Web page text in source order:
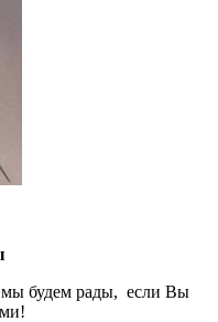
будем рады, если Вы